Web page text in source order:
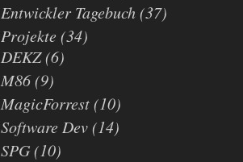
Entwickler Tagebuch(37)
Projekte(34)
DEKZ(6)
M86(9)
MagicForrest(10)
Software Dev(14)
SPG(10)